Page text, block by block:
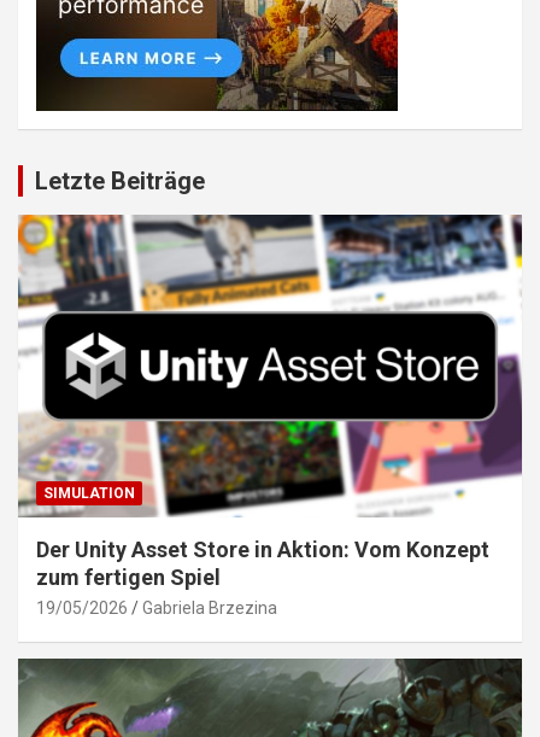
Letzte Beiträge
SIMULATION
Der Unity Asset Store in Aktion: Vom Konzept
zum fertigen Spiel
19/05/2026 Gabriela Brzezina